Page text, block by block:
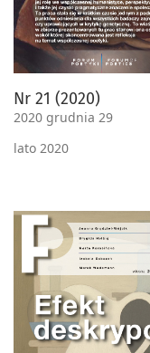
Nr 21 (2020)
2020 grudnia 29
lato 2020